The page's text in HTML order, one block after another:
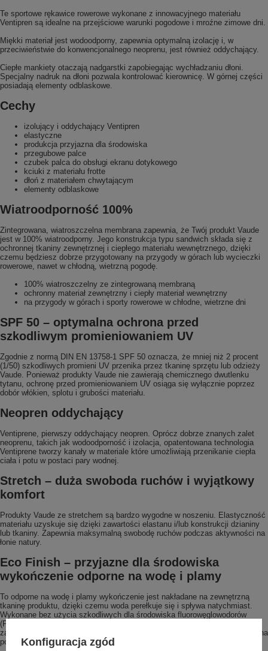
Te sportowe rękawice rowerowe wykonane z innowacyjnego materiału
Ventipren są idealne na przejściowe warunki pogodowe i mroźne zimowe dni.
Miękki materiał jest wodoodporny, zapewnia optymalną izolację i, w
przeciwieństwie do konwencjonalnego neoprenu, jest również oddychający.
Ciepłe mankiety otaczają nadgarstki zapobiegając wychładzaniu dłoni.
Specjalny nadruk na dłoni pozwala kontrolować kierownicę. W górnej części
posiadają elementy odblaskowe.
Cechy
izolujący i oddychający Ventipren
elastyczne
produkcja przyjazna dla środowiska
przegubowe palce
czubek palca do obsługi ekranu dotykowego
kciuki z materiału frotte
dłoń z materiałem chwytającym
elementy odblaskowe
Wiatroodporność 100%
Zintegrowana, wiatroszczelna membrana zapewnia, że ​​Twój produkt Vaude
jest w 100% wiatroodporny. Jego konstrukcja typu sandwich składa się z
ochronnej tkaniny zewnętrznej i ciepłego materiału wewnętrznego, dzięki
czemu będziesz dobrze przygotowany na przygody w górach lub wycieczki
rowerowe, nawet w chłodną, ​​wietrzną pogodę.
100% wiatroszczelny ze zintegrowaną membraną
ochronny materiał zewnętrzny i ciepły materiał wewnętrzny
na przygody w górach i sporty rowerowe w chłodne, wietrzne dni
SPF 50 – optymalna ochrona przed
szkodliwym promieniowaniem UV
Zgodnie z normą DIN EN 13758-1 SPF 50 oznacza, że ​​mniej niż 2 procent
(1/50) szkodliwych promieni UV przenika przez tkaninę sprzętu lub odzieży
Vaude. Ponieważ produkty Vaude nie zawierają chemicznego dwutlenku
tytanu, ochronę przed promieniowaniem UV osiąga się wyłącznie poprzez
dobór włókien, splotu i grubości materiału.
Neopren oddychający
Ventiprene, pierwszy oddychający neopren. Oprócz dobrze znanych zalet
neoprenu, takich jak wodoodporność i izolacja, opatentowana technologia
Ventiprene tworzy kanały w materiale które umożliwiają przenikanie ciepła
ciała i potu w postaci pary wodnej.
Stretch – duża swoboda ruchów i wyjątkowy
komfort
Produkty Vaude ze stretchem są bardzo wygodne w noszeniu. Elastyczność
materiału uzyskuje się dzięki zawartości elastanu i/lub konstrukcji dzianiny
lub tkaniny. Zapewnia maksymalną swobodę ruchów podczas aktywności na
łonie natury.
Eco Finish – przyjazne dla środowiska
wykończenie odporne na wodę i plamy
To odporne na wodę i plamy wykończenie jest nakładane na zewnętrzną
tkaninę produktu, dzięki czemu woda perełkuje się i spływa natychmiast.
Wykonane bez użycia szkodliwych dla środowiska fluorowęglowodorów
(PFC). Chroni to przed deszczem i utrzymuje planetę w czystości. Aby
zapewnić trwałą hydroizolację i odporność na plamy, konieczna jest regularna
ponowna aplikacja.
Konfiguracja zgód